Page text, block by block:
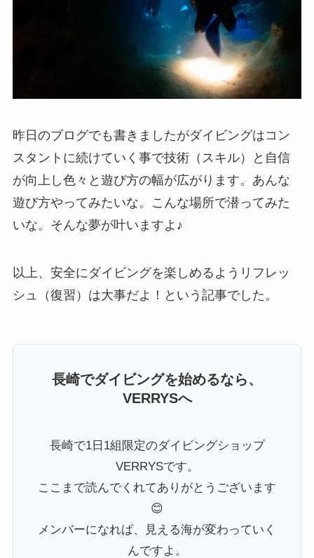
昨日のブログでも書きましたがダイビングはコン
スタントに続けていく事で技術（スキル）と自信
が向上し色々と遊び方の幅が広がります。あんな
遊び方やってみたいな。こんな場所で潜ってみた
いな。そんな夢が叶いますよ♪
以上、安全にダイビングを楽しめるようリフレッ
シュ（復習）は大事だよ！という記事でした。
長崎でダイビングを始めるなら、
VERRYSへ
長崎で1日1組限定のダイビングショップ
VERRYSです。
ここまで読んでくれてありがとうございます
😊
メンバーになれば、見える海が変わっていく
んですよ。